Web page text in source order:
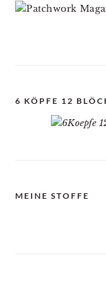
6 KÖPFE 12
MEINE STOFFE